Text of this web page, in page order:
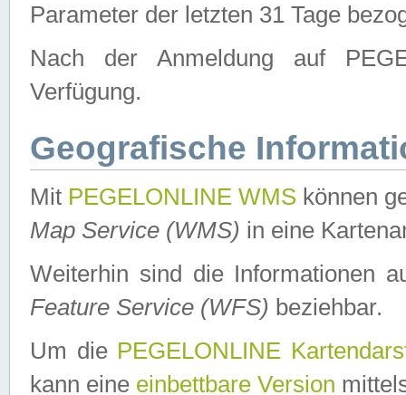
Parameter der letzten 31 Tage
Nach der Anmeldung auf
Verfügung.
Geografische
Mit PEGELONLINE WMS können
Map Service (WMS) in eine
Weiterhin sind die Informationen
Feature Service (WFS) beziehbar.
Um die PEGELONLINE
kann eine einbettbare Version